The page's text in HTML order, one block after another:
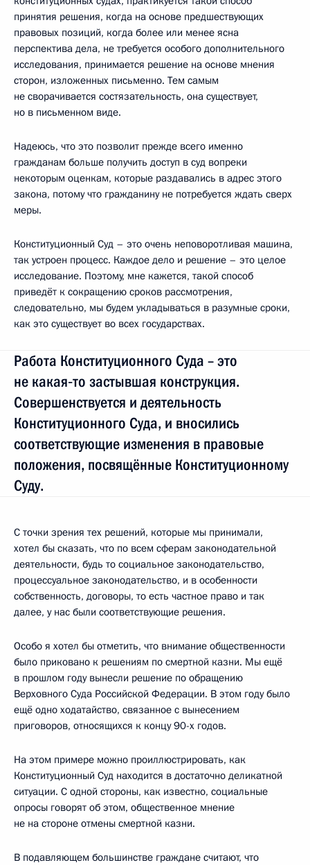
принятия решения, когда на основе предшествующих
правовых позиций, когда более или менее ясна
перспектива дела, не требуется особого дополнительного
исследования, принимается решение на основе мнения
сторон, изложенных письменно. Тем самым
не сворачивается состязательность, она существует,
но в письменном виде.
Надеюсь, что это позволит прежде всего именно
гражданам больше получить доступ в суд вопреки
некоторым оценкам, которые раздавались в адрес этого
закона, потому что гражданину не потребуется ждать сверх
меры.
Конституционный Суд – это очень неповоротливая машина,
так устроен процесс. Каждое дело и решение – это целое
исследование. Поэтому, мне кажется, такой способ
приведёт к сокращению сроков рассмотрения,
следовательно, мы будем укладываться в разумные сроки,
как это существует во всех государствах.
Работа Конституционного Суда – это
не какая‑то застывшая конструкция.
Совершенствуется и деятельность
Конституционного Суда, и вносились
соответствующие изменения в правовые
положения, посвящённые Конституционному
Суду.
С точки зрения тех решений, которые мы принимали,
хотел бы сказать, что по всем сферам законодательной
деятельности, будь то социальное законодательство,
процессуальное законодательство, и в особенности
собственность, договоры, то есть частное право и так
далее, у нас были соответствующие решения.
Особо я хотел бы отметить, что внимание общественности
было приковано к решениям по смертной казни. Мы ещё
в прошлом году вынесли решение по обращению
Верховного Суда Российской Федерации. В этом году было
ещё одно ходатайство, связанное с вынесением
приговоров, относящихся к концу 90-х годов.
На этом примере можно проиллюстрировать, как
Конституционный Суд находится в достаточно деликатной
ситуации. С одной стороны, как известно, социальные
опросы говорят об этом, общественное мнение
не на стороне отмены смертной казни.
В подавляющем большинстве граждане считают, что